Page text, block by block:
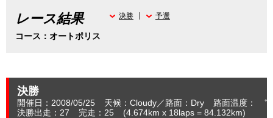
レース結果
コース：オートポリス
決勝 予選
決勝
開催日：2008/05/25 天候：Cloudy 路面：Dry
路面温度：
決勝出走：27
完走：25 (4.674km x 18laps = 84.132km)